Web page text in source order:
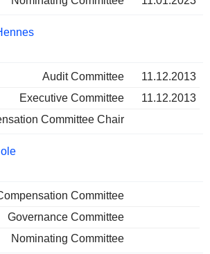
Audit Committee
11.12.2013
Executive Committee
11.12.2013
Committee Chair
Committee
Governance Committee
Nominating Committee